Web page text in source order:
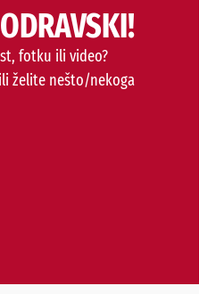
fotku ili video?
želite nešto/nekoga